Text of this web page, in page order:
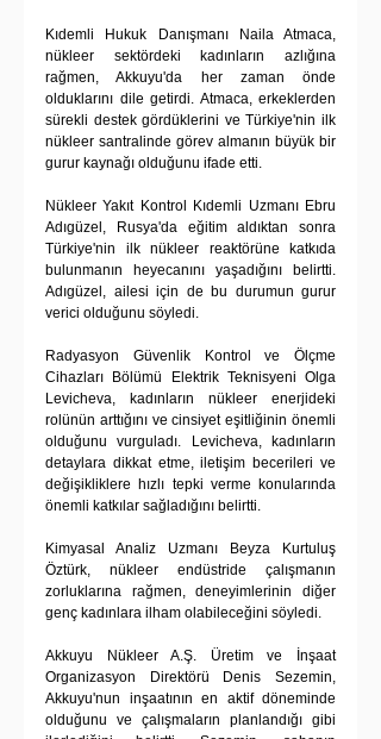
Kıdemli Hukuk Danışmanı Naila Atmaca,
nükleer sektördeki kadınların azlığına
rağmen, Akkuyu'da her zaman önde
olduklarını dile getirdi. Atmaca, erkeklerden
sürekli destek gördüklerini ve Türkiye'nin ilk
nükleer santralinde görev almanın büyük bir
gurur kaynağı olduğunu ifade etti.
Nükleer Yakıt Kontrol Kıdemli Uzmanı Ebru
Adıgüzel, Rusya'da eğitim aldıktan sonra
Türkiye'nin ilk nükleer reaktörüne katkıda
bulunmanın heyecanını yaşadığını belirtti.
Adıgüzel, ailesi için de bu durumun gurur
verici olduğunu söyledi.
Radyasyon Güvenlik Kontrol ve Ölçme
Cihazları Bölümü Elektrik Teknisyeni Olga
Levicheva, kadınların nükleer enerjideki
rolünün arttığını ve cinsiyet eşitliğinin önemli
olduğunu vurguladı. Levicheva, kadınların
detaylara dikkat etme, iletişim becerileri ve
değişikliklere hızlı tepki verme konularında
önemli katkılar sağladığını belirtti.
Kimyasal Analiz Uzmanı Beyza Kurtuluş
Öztürk, nükleer endüstride çalışmanın
zorluklarına rağmen, deneyimlerinin diğer
genç kadınlara ilham olabileceğini söyledi.
Akkuyu Nükleer A.Ş. Üretim ve İnşaat
Organizasyon Direktörü Denis Sezemin,
Akkuyu'nun inşaatının en aktif döneminde
olduğunu ve çalışmaların planlandığı gibi